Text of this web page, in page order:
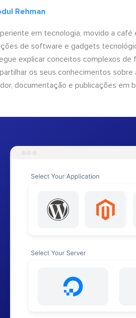
Rehman
em tecnologia, movido a café
de software e gadgets
explicar conceitos complexos de
os seus conhecimentos sobre
documentação e publicações em